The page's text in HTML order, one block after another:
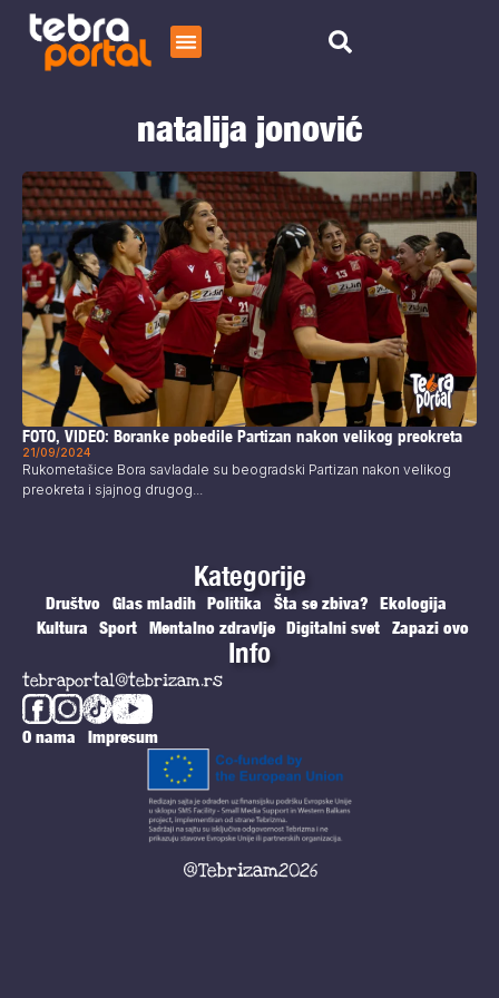
Čitaj
natalija jonović
FOTO, VIDEO: Boranke pobedile Partizan nakon velikog preokreta
21/09/2024
Rukometašice Bora savladale su beogradski Partizan nakon velikog
preokreta i sjajnog drugog...
Kategorije
Društvo Glas mladih Politika Šta se zbiva?
Ekologija
Kultura
Sport Mentalno zdravlje Digitalni svet Zapazi ovo
Info
tebraportal@tebrizam.rs
O nama Impresum
@Tebrizam2026